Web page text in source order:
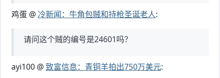
鸡蛋 @ 冷新闻：牛角包贼和持枪圣诞老人:
请问这个贼的编号是24601吗？
ayi100 @致富信息：青铜羊拍出750万美元: